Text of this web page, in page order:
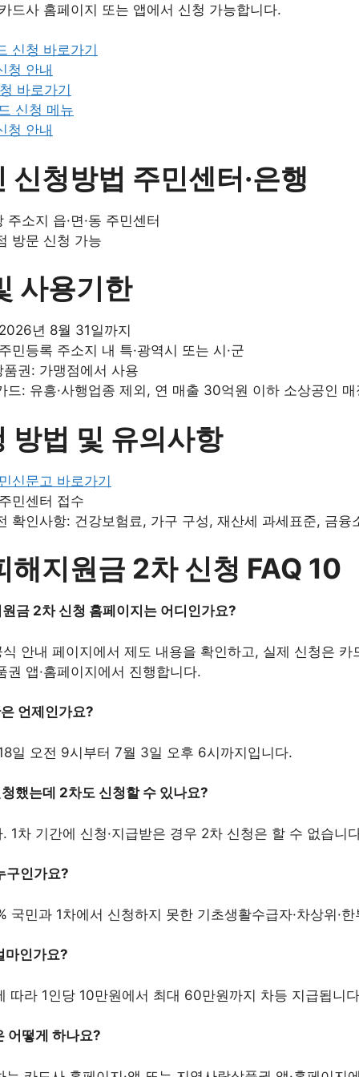
드사 홈페이지 또는 앱에서 신청 가능합니다.
신청 바로가기
청 안내
바로가기
신청 메뉴
청 안내
신청방법 주민센터·은행
주소지 읍·면·동 주민센터
방문 신청 가능
사용기한
년 8월 31일까지
민등록 주소지 내 특·광역시 또는 시·군
권: 가맹점에서 사용
드: 유흥·사행업종 제외, 연 매출 30억원 이하 소상공인 매
방법 및 유의사항
신문고 바로가기
민센터 접수
확인사항: 건강보험료, 가구 구성, 재산세 과세표준, 금융
해지원금 2차 신청 FAQ 10
금 2차 신청 홈페이지는 어디인가요?
안내 페이지에서 제도 내용을 확인하고, 실제 신청은 카
권 앱·홈페이지에서 진행합니다.
언제인가요?
일 오전 9시부터 7월 3일 오후 6시까지입니다.
했는데 2차도 신청할 수 있나요?
1차 기간에 신청·지급받은 경우 2차 신청은 할 수 없습니
구인가요?
국민과 1차에서 신청하지 못한 기초생활수급자·차상위·
마인가요?
따라 1인당 10만원에서 최대 60만원까지 차등 지급됩니
어떻게 하나요?